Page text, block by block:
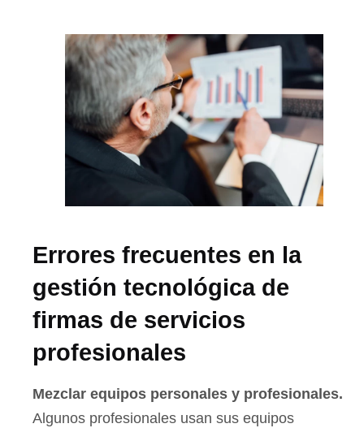
Errores frecuentes en la
gestión tecnológica de
firmas de servicios
profesionales
Mezclar equipos personales y profesionales.
Algunos profesionales usan sus equipos